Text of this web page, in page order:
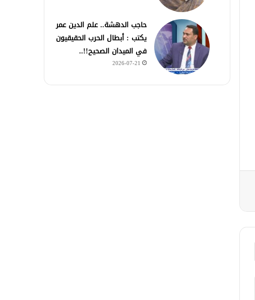
حاجب الدهشة.. علم الدين عمر
يكتب : أبطال الحرب الحقيقيون
في الميدان الصحيح!!..
2026-07-21